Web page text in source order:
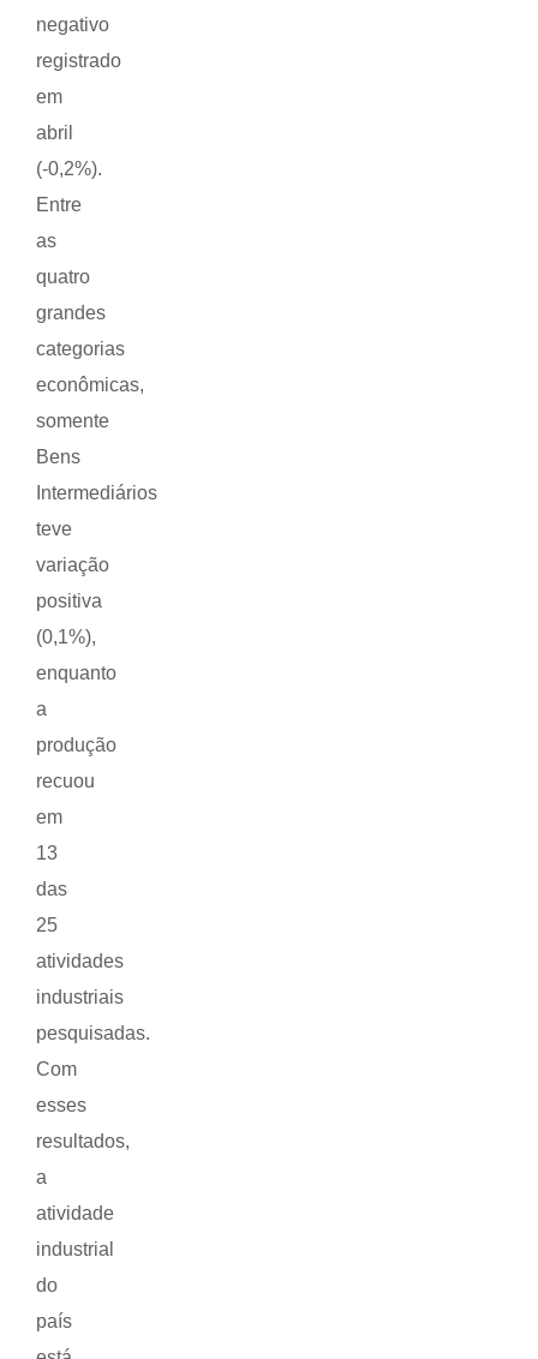
negativo
registrado
em
abril
(-0,2%).
Entre
as
quatro
grandes
categorias
econômicas,
somente
Bens
Intermediários
teve
variação
positiva
(0,1%),
enquanto
a
produção
recuou
em
13
das
25
atividades
industriais
pesquisadas.
Com
esses
resultados,
a
atividade
industrial
do
país